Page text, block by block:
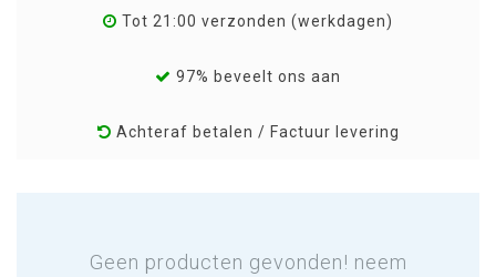
Tot 21:00 verzonden (werkdagen)
97% beveelt ons aan
Achteraf betalen / Factuur levering
Geen producten gevonden! neem